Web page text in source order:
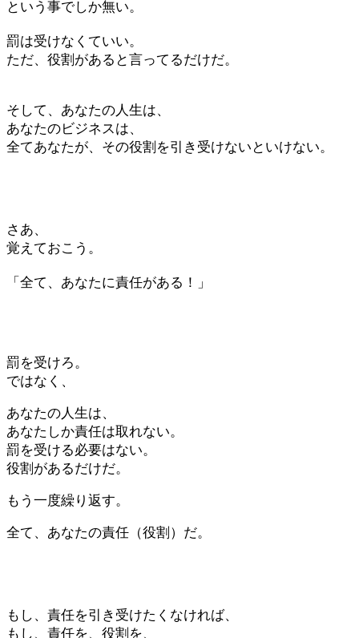
という事でしか無い。
罰は受けなくていい。
ただ、役割があると言ってるだけだ。
そして、あなたの人生は、
あなたのビジネスは、
全てあなたが、その役割を引き受けないといけない。
さあ、
覚えておこう。
「全て、あなたに責任がある！」
罰を受けろ。
ではなく、
あなたの人生は、
あなたしか責任は取れない。
罰を受ける必要はない。
役割があるだけだ。
もう一度繰り返す。
全て、あなたの責任（役割）だ。
もし、責任を引き受けたくなければ、
もし、責任を、役割を、